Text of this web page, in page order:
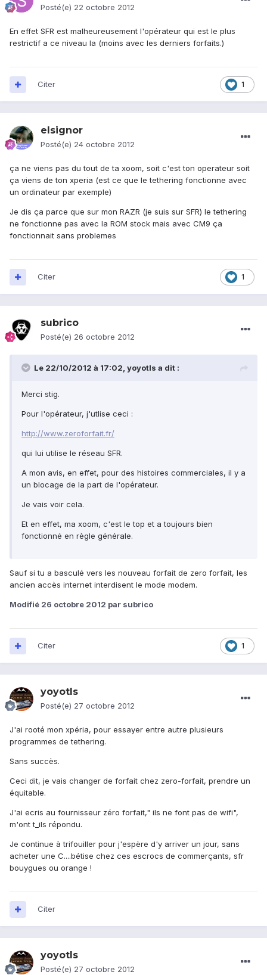
Posté(e) 22 octobre 2012
En effet SFR est malheureusement l'opérateur qui est le plus
restrictif a ce niveau la (moins avec les derniers forfaits.)
1
Citer
elsignor
Posté(e) 24 octobre 2012
ça ne viens pas du tout de ta xoom, soit c'est ton operateur soit
ça viens de ton xperia (est ce que le tethering fonctionne avec
un ordinateur par exemple)
Je dis ça parce que sur mon RAZR (je suis sur SFR) le tethering
ne fonctionne pas avec la ROM stock mais avec CM9 ça
fonctionnait sans problemes
1
Citer
subrico
Posté(e) 26 octobre 2012
Le 22/10/2012 à 17:02, yoyotls a dit :
Merci stig.
Pour l'opérateur, j'utlise ceci :
http://www.zeroforfait.fr/
qui lui utilise le réseau SFR.
A mon avis, en effet, pour des histoires commerciales, il y a
un blocage de la part de l'opérateur.
Je vais voir cela.
Et en effet, ma xoom, c'est le top et a toujours bien
fonctionné en règle générale.
Sauf si tu a basculé vers les nouveau forfait de zero forfait, les
ancien accès internet interdisent le mode modem.
Modifié 26 octobre 2012 par subrico
1
Citer
yoyotls
Posté(e) 27 octobre 2012
J'ai rooté mon xpéria, pour essayer entre autre plusieurs
programmes de tethering.
Sans succès.
Ceci dit, je vais changer de forfait chez zero-forfait, prendre un
équitable.
J'ai ecris au fournisseur zéro forfait," ils ne font pas de wifi",
m'ont t_ils répondu.
Je continue à trifouiller pour j'espère d'y arriver un jour, sans
acheter une C....bétise chez ces escrocs de commerçants, sfr
bouygues ou orange !
Citer
yoyotls
Posté(e) 27 octobre 2012